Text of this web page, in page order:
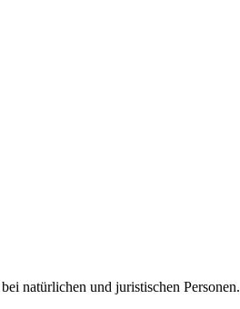
natürlichen und juristischen Personen.